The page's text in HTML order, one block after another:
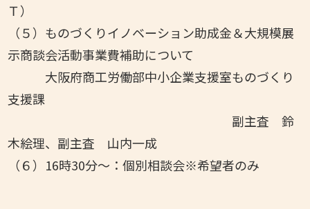
Ｔ）
（５） ものづくりイノベーション助成金＆大規模展
示商談会活動事業費補助について
大阪府商工労働部中小企業支援室ものづくり
支援課
副主査 鈴
木絵理、副主査 山内一成
（６） 16時30分～：個別相談会※希望者のみ